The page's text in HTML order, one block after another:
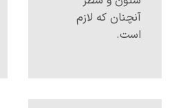
آنچنان که لازم
است.